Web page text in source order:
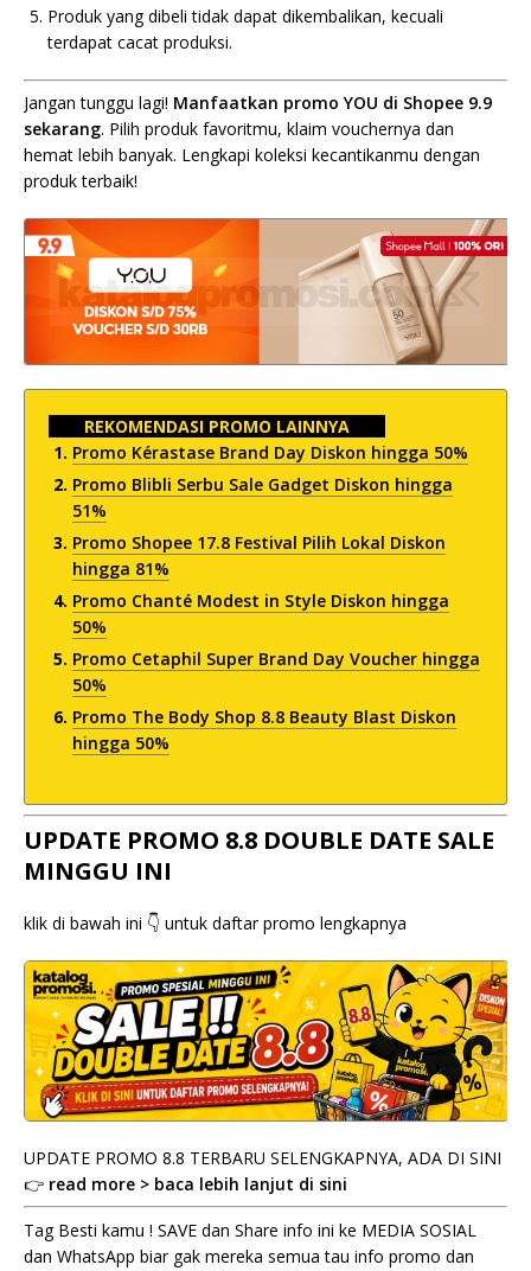
Produk yang dibeli tidak dapat dikembalikan, kecuali
terdapat cacat produksi.
Jangan tunggu lagi! Manfaatkan promo YOU di Shopee 9.9
sekarang. Pilih produk favoritmu, klaim vouchernya dan
hemat lebih banyak. Lengkapi koleksi kecantikanmu dengan
produk terbaik!
REKOMENDASI PROMO LAINNYA
Promo Kérastase Brand Day Diskon hingga 50%
Promo Blibli Serbu Sale Gadget Diskon hingga
51%
Promo Shopee 17.8 Festival Pilih Lokal Diskon
hingga 81%
Promo Chanté Modest in Style Diskon hingga
50%
Promo Cetaphil Super Brand Day Voucher hingga
50%
Promo The Body Shop 8.8 Beauty Blast Diskon
hingga 50%
UPDATE PROMO 8.8 DOUBLE DATE SALE
MINGGU INI
klik di bawah ini 👇 untuk daftar promo lengkapnya
UPDATE PROMO 8.8 TERBARU SELENGKAPNYA, ADA DI SINI
👉 read more > baca lebih lanjut di sini
Tag Besti kamu ! SAVE dan Share info ini ke MEDIA SOSIAL
dan WhatsApp biar gak mereka semua tau info promo dan